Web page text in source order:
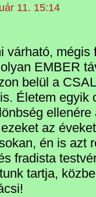
11. 15:14
várható, mégis
EMBER
belül a
Életem egyik
az
én is azt
fradista
tartja,